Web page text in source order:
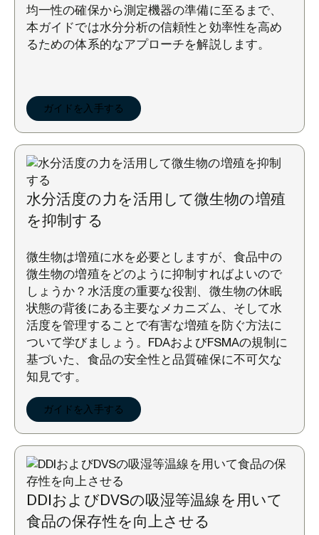
均一性の確保から測定機器の準備に至るまで、
本ガイドでは水分分析の信頼性と効率性を高め
るための体系的なアプローチを解説します。
ガイドを入手する
水分活度の力を活用して微生物の増殖
を抑制する
微生物は増殖に水を必要としますが、食品中の
微生物の増殖をどのように抑制すればよいので
しょうか？水活度の重要な役割、微生物の休眠
状態の背後にある主要なメカニズム、そして水
活度を管理することで有害な増殖を防ぐ方法に
ついて学びましょう。FDAおよびFSMAの規制に
基づいた、食品の安全性と品質確保に不可欠な
知見です。
ガイドを入手する
DDIおよびDVSの吸湿等温線を用いて
食品の保存性を向上させる